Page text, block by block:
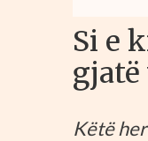
Si e
gjatë
Këtë